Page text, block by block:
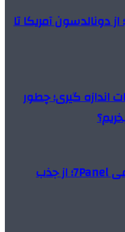
از دونالدسون آمریکا تا
اندازه گیری؛ چطور
خدمات شبکه‌های اجتماعی 7Panel؛ از جذب